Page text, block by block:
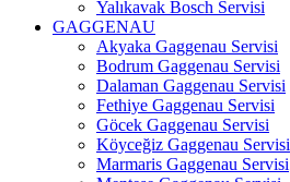
Yalıkavak Bosch Servisi
GAGGENAU
Akyaka Gaggenau Servisi
Bodrum Gaggenau Servisi
Dalaman Gaggenau Servisi
Fethiye Gaggenau Servisi
Göcek Gaggenau Servisi
Köyceğiz Gaggenau Servisi
Marmaris Gaggenau Servisi